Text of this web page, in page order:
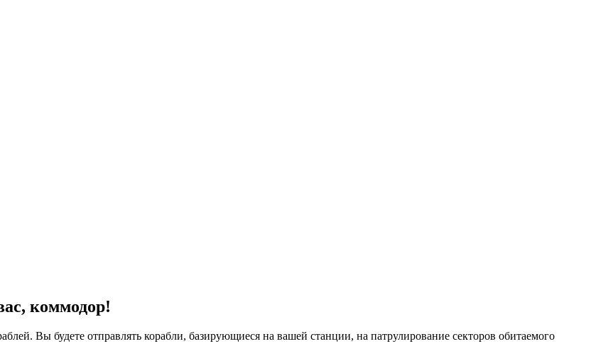
коммодор!
Вы будете отправлять корабли, базирующиеся на вашей станции, на патрулирование секторов обитаемого